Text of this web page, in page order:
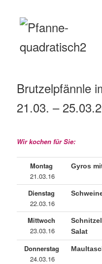
Brutzelpfännle
21.03. –
Wir kochen für Sie:
Montag
21.03.16
Gyros
Dienstag
22.03.16
Mittwoch
23.03.16
Salat
Donnerstag
24.03.16